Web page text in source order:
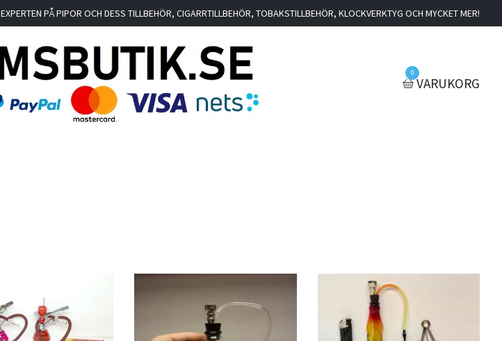
EXPERTEN PÅ PIPOR OCH DESS TILLBEHÖR, CIGARRTILLBEHÖR, TOBAKSTILLBEHÖR, KLOCKVERKTYG OCH MYCKET MER!
0
VARUKORG